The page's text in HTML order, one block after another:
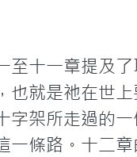
至十一章提及
也就是祂在世
字架所走過的
一條路。十二